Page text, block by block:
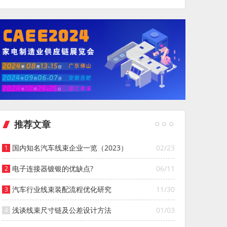
推荐文章
02/23
国内知名汽车线束企业一览（2023）
06/11
电子连接器镀银的优缺点?
11/30
汽车行业线束装配流程优化研究
01/03
浅谈线束尺寸链及公差设计方法